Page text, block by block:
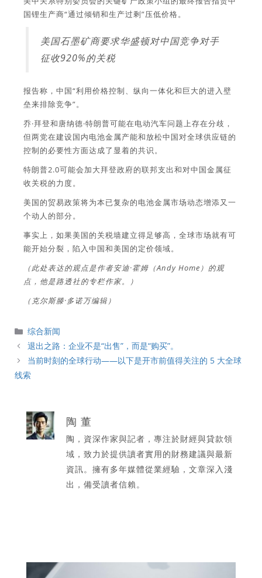
国锂生产商“通过倾销和生产过剩”压低价格。
美国石墨矿商要求华盛顿对中国竞争对手
征收920%的关税
报告称，中国“利用价格控制、纵向一体化和巨大的进入壁
垒来排除竞争”。
乔·拜登和唐纳德·特朗普可能在电动汽车问题上存在分歧，
但两党在建设国内电池金属产能和放松中国对全球供应链的
控制的必要性方面达成了显着的共识。
特朗普2.0可能会加大拜登政府的联邦支出和对中国金属征
收关税的力度。
美国的贸易政策将为本已复杂的电池金属市场动态增添又一
个动人的部分。
事实上，如果美国的关税墙建立得足够高，全球市场就有可
能开始分裂，陷入中国和美国的定价领域。
（此处表达的观点是作者安迪·霍姆（Andy Home）的观
点，他是路透社的专栏作家。）
（克尔斯滕·多诺万编辑）
分
類
综合新闻
退出之路：企业不是“出售”，而是“购买”。
当前时刻的全球行动——以下是开市前值得关注的 5 大全球
线索
陶 董
陶，資深作家與記者，專注於財經與貸款領
域，致力於提供讀者實用的財務建議與最新
資訊。擁有多年媒體從業經驗，文章深入淺
出，備受讀者信賴。